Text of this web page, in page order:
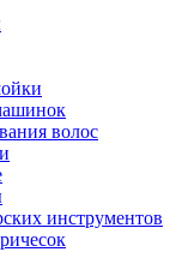
волос
инструментов